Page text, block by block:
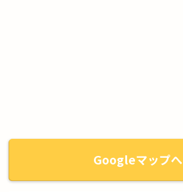
Googleマップへ